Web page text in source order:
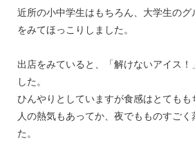
近所の小中学生はもちろん、大学生の
をみてほっこりしました。
出店をみていると、「解けないアイス
した。
ひんやりとしていますが食感はとても
人の熱気もあってか、夜でもものすご
た。